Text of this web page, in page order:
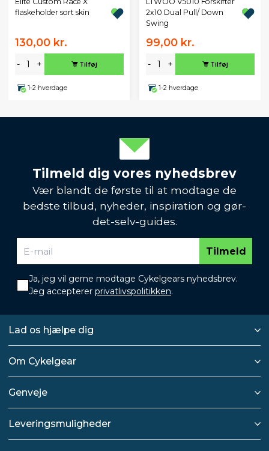
flaskeholder sort skin
130,00 kr.
- + Tilføj
1-2 hverdage
2x10 Dual Pull/ Down
Swing
99,00 kr.
- + Tilføj
1-2 hverdage
Tilmeld dig vores nyhedsbrev
Vær blandt de første til at modtage de
bedste tilbud, nyheder, inspiration og gør-
det-selv-guides.
Tilmeld
Ja, jeg vil gerne modtage Cykelgears nyhedsbrev.
Jeg accepterer privatlivspolitikken.
Lad os hjælpe dig
Om Cykelgear
Genveje
Leveringsmuligheder